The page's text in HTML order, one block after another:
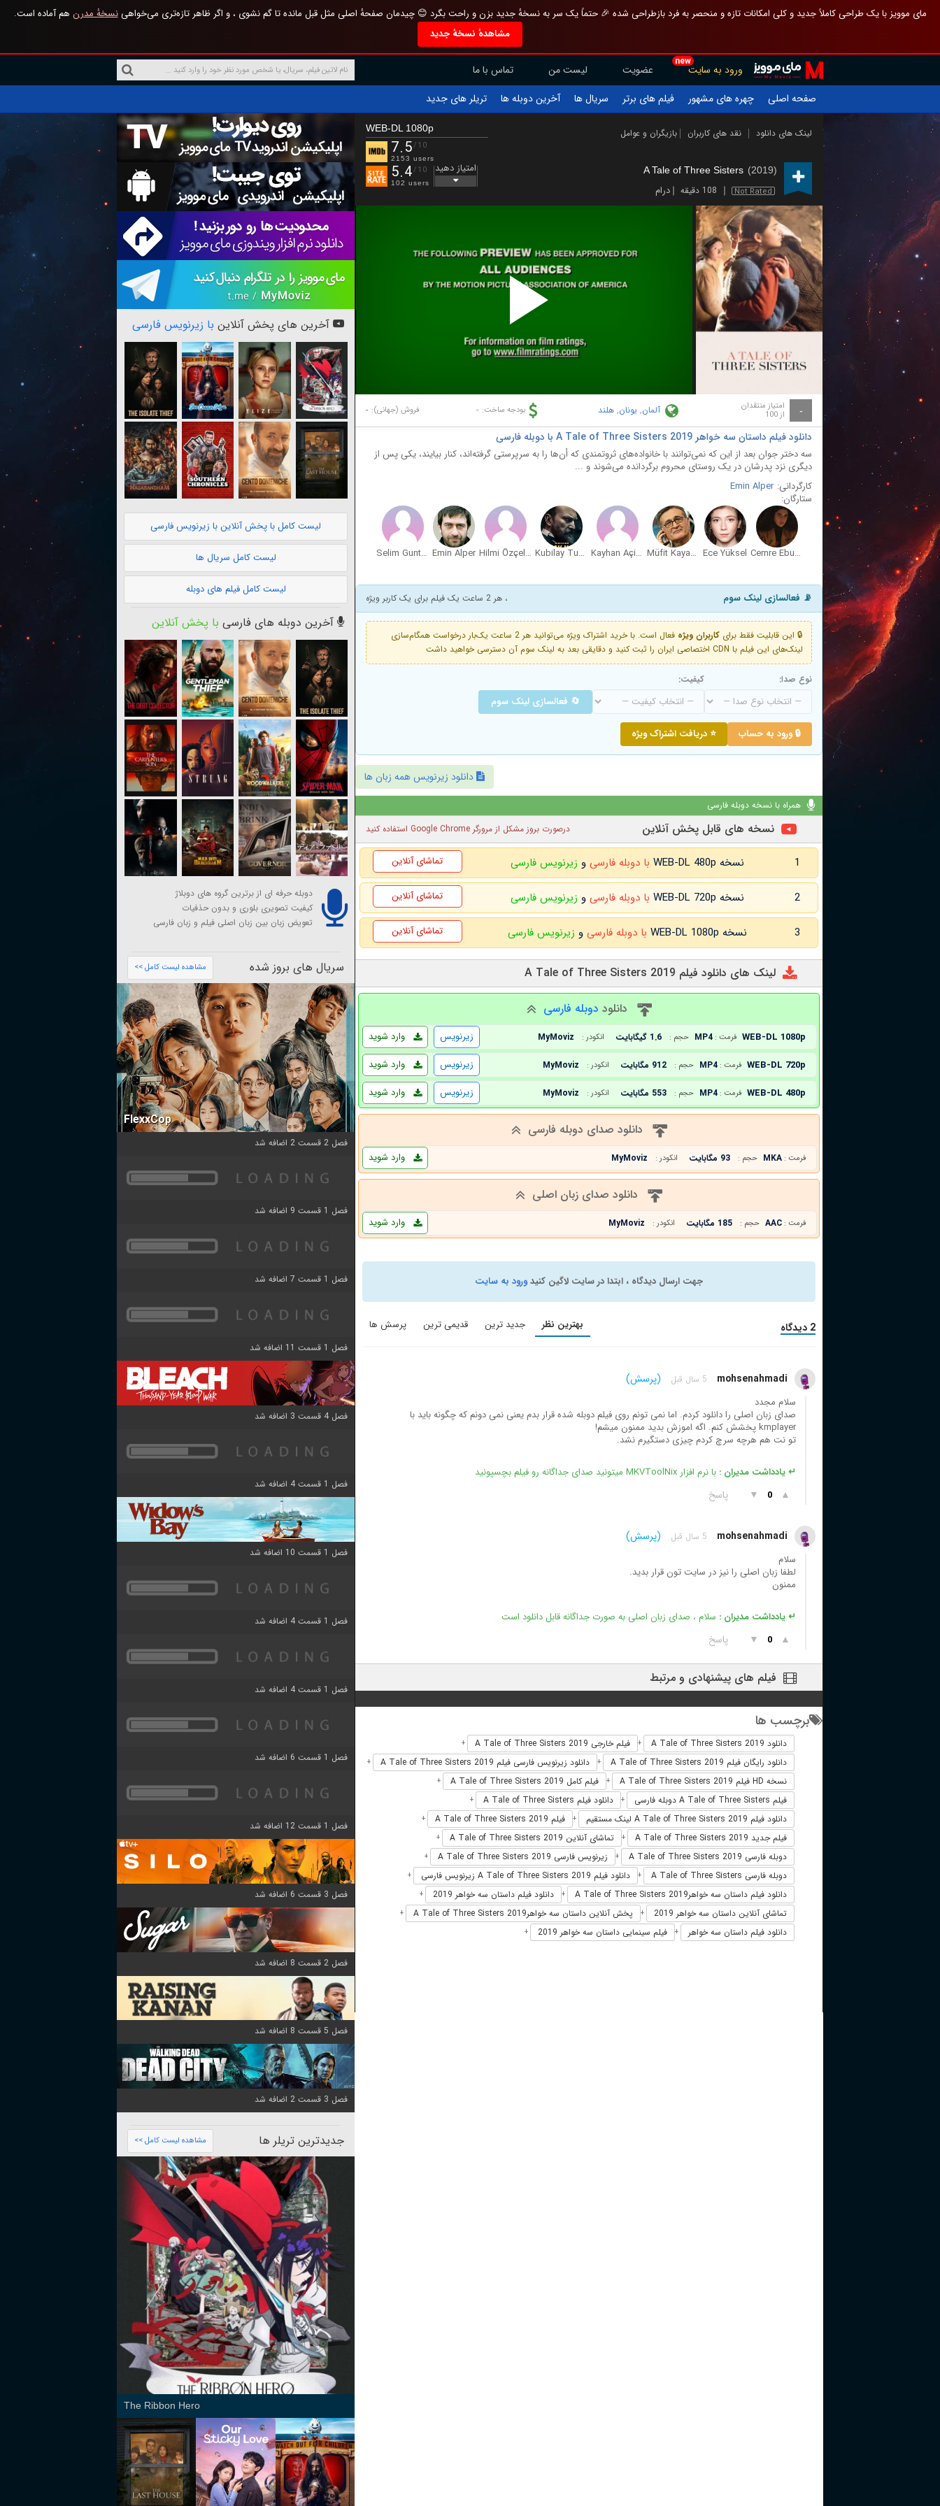
مای موویز با یک طراحی کاملاً جدید و کلی امکانات تازه و منحصر به فرد بازطراحی شده 🎉 حتماً یک سر به نسخهٔ جدید بزن و راحت بگرد 😊 چیدمان صفحهٔ اصلی مثل قبل مانده تا گم نشوی ، و اگر ظاهر تازه‌تری می‌خواهینسخهٔ مدرن هم آماده است.
مشاهدهٔ نسخهٔ جدید
new
ورود به سایت عضویت لیست من
تماس با ما
صفحه اصلی
چهره های مشهور فیلم های برتر سریال ها آخرین دوبله ها تریلر های جدید
لینک های دانلود نقد های کاربران بازیگران و عوامل
A Tale of Three Sisters (2019)
Not Rated 108 دقیقه درام
WEB-DL 1080p
7.5/10
2153 users
5.4/10
102 users
امتیاز دهید
Play
Video
- امتیاز منتقدان
از 100 آلمان, یونان, هلند بودجه ساخت: - فروش (جهانی): -
دانلود فیلم داستان سه خواهر A Tale of Three Sisters 2019 با دوبله فارسی
سه دختر جوان بعد از این که نمی‌توانند با خانواده‌های ثروتمندی که أن‌ها را به سرپرستی گرفته‌اند، کنار بیایند، یکی پس از
دیگری نزد پدرشان در یک روستای محروم برگردانده می‌شوند و ...
کارگردانی: Emin Alper
ستارگان:
Cemre Ebuzziya
Ece Yüksel
Müfit Kayacan
Kayhan Açikgöz
Kubilay Tunçer
Hilmi Özçelik
Emin Alper
Selim Gunturkun
📡 فعالسازی لینک سوم ، هر 2 ساعت یک فیلم برای یک کاربر ویژه
🔒 این قابلیت فقط برای کاربران ویژه
فعال است. با خرید اشتراک ویژه می‌توانید هر 2 ساعت یک‌بار درخواست همگام‌سازی
لینک‌های این فیلم با CDN اختصاصی ایران را ثبت کنید و دقایقی بعد به لینک سوم آن دسترسی خواهید داشت
نوع صدا: کیفیت:
🔄 فعالسازی لینک سوم
🔒 ورود به حساب ⭐ دریافت اشتراک ویژه
دانلود زیرنویس همه زبان ها
همراه با نسخه دوبله فارسی
نسخه های قابل پخش آنلاین درصورت بروز مشکل از مرورگر Google Chrome استفاده کنید
1 نسخه WEB-DL 480p با دوبله فارسی و زیرنویس فارسی تماشای آنلاین
2 نسخه WEB-DL 720p با دوبله فارسی و زیرنویس فارسی تماشای آنلاین
3 نسخه WEB-DL 1080p با دوبله فارسی و زیرنویس فارسی تماشای آنلاین
لینک های دانلود فیلم A Tale of Three Sisters 2019
دانلود دوبله فارسی
WEB-DL 1080p فرمت : MP4 حجم : 1.6 گیگابایت انکودر : MyMoviz وارد شوید
زیرنویس
WEB-DL 720p فرمت : MP4 حجم : 912 مگابایت انکودر : MyMoviz وارد شوید
زیرنویس
WEB-DL 480p فرمت : MP4 حجم : 553 مگابایت انکودر : MyMoviz وارد شوید زیرنویس
دانلود صدای دوبله فارسی
فرمت : MKA حجم : 93 مگابایت انکودر : MyMoviz وارد شوید
دانلود صدای زبان اصلی
فرمت : AAC حجم : 185 مگابایت انکودر : MyMoviz وارد شوید
جهت ارسال دیدگاه ، ابتدا در سایت لاگین کنیدورود به سایت
2 دیدگاه بهترین نظر جدید ترین قدیمی ترین پرسش ها
mohsenahmadi 5 سال قبل (پرسش)
سلام مجدد
صدای زبان اصلی را دانلود کردم. اما نمی تونم روی فیلم دوبله شده قرار بدم یعنی نمی دونم که چگونه باید با
kmplayer پخشش کنم. اگه اموزش بدید ممنون میشم!
تو نت هم هرچه سرچ کردم چیزی دستگیرم نشد.
↵ یادداشت مدیران : با نرم افزار MKVToolNix میتونید صدای جداگانه رو فیلم بچسپونید
▲
0
▼ پاسخ
mohsenahmadi 5 سال قبل (پرسش)
سلام
لطفا زبان اصلی را نیز در سایت تون قرار بدید.
ممنون
↵ یادداشت مدیران : سلام ، صدای زبان اصلی به صورت جداگانه قابل دانلود است
▲
0
▼ پاسخ
فیلم های پیشنهادی و مرتبط
برچسب ها
دانلود A Tale of Three Sisters 2019 + فیلم خارجی A Tale of Three Sisters 2019 +
دانلود رایگان فیلم A Tale of Three Sisters 2019 + دانلود زیرنویس فارسی فیلم A Tale of Three Sisters 2019 +
نسخه HD فیلم A Tale of Three Sisters 2019 + فیلم کامل A Tale of Three Sisters 2019 +
فیلم A Tale of Three Sisters دوبله فارسی + دانلود فیلم A Tale of Three Sisters +
دانلود فیلم A Tale of Three Sisters 2019 لینک مستقیم + فیلم A Tale of Three Sisters 2019 +
فیلم جدید A Tale of Three Sisters 2019 + تماشای آنلاین A Tale of Three Sisters 2019 +
دوبله فارسی A Tale of Three Sisters 2019 + زیرنویس فارسی A Tale of Three Sisters 2019 +
دوبله فارسی A Tale of Three Sisters + دانلود فیلم A Tale of Three Sisters 2019 زیرنویس فارسی +
دانلود فیلم داستان سه خواهرA Tale of Three Sisters 2019 + دانلود فیلم داستان سه خواهر 2019 +
تماشای آنلاین داستان سه خواهر 2019 + پخش آنلاین داستان سه خواهرA Tale of Three Sisters 2019 +
دانلود فیلم داستان سه خواهر + فیلم سینمایی داستان سه خواهر 2019 +
آخرین های پخش آنلاین با زیرنویس فارسی
لیست کامل با پخش آنلاین با زیرنویس فارسی
لیست کامل سریال ها
لیست کامل فیلم های دوبله
آخرین دوبله های فارسی با پخش آنلاین
دوبله حرفه ای از برترین گروه های دوبلاژ
کیفیت تصویری بلوری و بدون حذفیات
تعویض زبان بین زبان اصلی فیلم و زبان فارسی
سریال های بروز شده مشاهده لیست کامل >>
FlexxCop
فصل 2 قسمت 2 اضافه شد
فصل 1 قسمت 9 اضافه شد
فصل 1 قسمت 7 اضافه شد
فصل 1 قسمت 11 اضافه شد
فصل 4 قسمت 3 اضافه شد
فصل 1 قسمت 4 اضافه شد
فصل 1 قسمت 10 اضافه شد
فصل 1 قسمت 4 اضافه شد
فصل 1 قسمت 4 اضافه شد
فصل 1 قسمت 6 اضافه شد
فصل 1 قسمت 12 اضافه شد
فصل 3 قسمت 6 اضافه شد
فصل 2 قسمت 8 اضافه شد
فصل 5 قسمت 8 اضافه شد
فصل 3 قسمت 2 اضافه شد
جدیدترین تریلر ها مشاهده لیست کامل >>
The Ribbon Hero